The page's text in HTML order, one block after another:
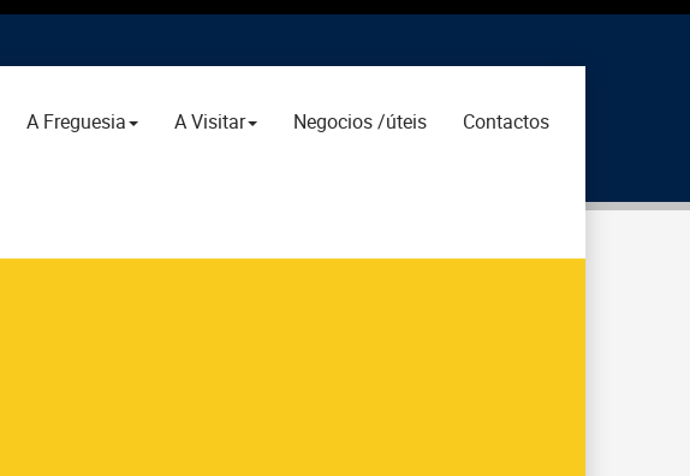
A Freguesia A Visitar Negocios /úteis Contactos